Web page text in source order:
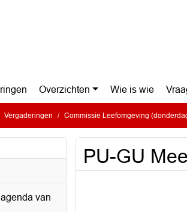
Overzichten Wie is wie
Vergaderingen Commissie Leefomgeving
van
PU-GU